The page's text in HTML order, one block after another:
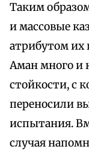
Таким
и массовые
атрибутом их
Аман много и
стойкости, с
переносили
испытания.
случая